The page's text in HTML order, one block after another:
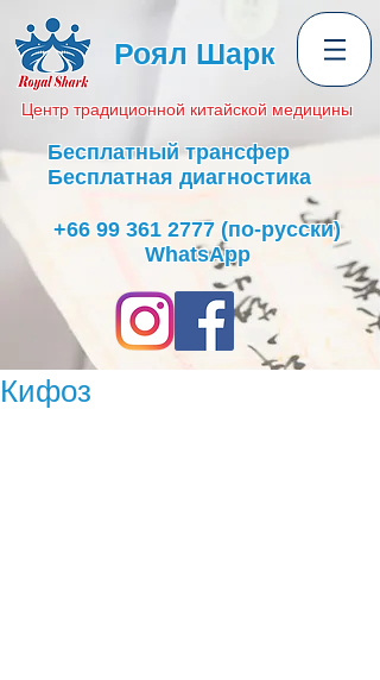
Роял Шарк
Центр традиционной китайской медицины
Бесплатный трансфер
Бесплатная диагностика
+66 99 361 2777 (по-русски)
WhatsApp
Кифоз